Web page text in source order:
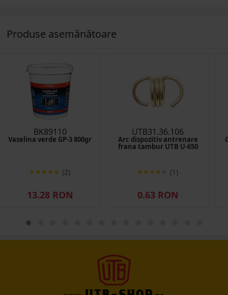
Produse asemănătoare
BK89110
Vaselina verde GP-3 800gr
(2)
13.28 RON
UTB31.36.106
Arc dispozitiv antrenare
frana tambur UTB U-650
(1)
0.63 RON